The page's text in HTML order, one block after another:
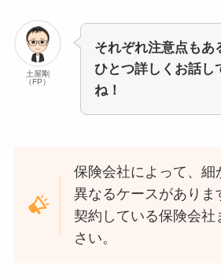
土屋剛
（FP）
それぞれ注意点もあ
ひとつ詳しくお話し
ね！
保険会社によって、細
異なるケースがありま
契約している保険会社
さい。